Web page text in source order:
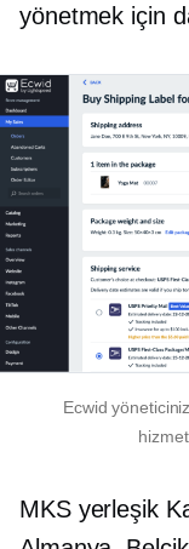
yönetmek için
Ecwid
MKS yerleşik